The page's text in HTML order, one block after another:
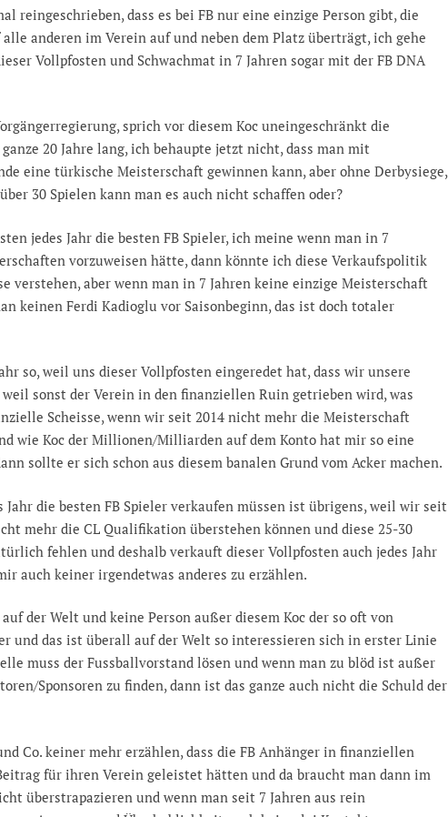
reingeschrieben, dass es bei FB nur eine einzige Person gibt, die
anderen im Verein auf und neben dem Platz überträgt, ich gehe
Vollpfosten und Schwachmat in 7 Jahren sogar mit der FB DNA
sprich vor diesem Koc uneingeschränkt die
20 Jahre lang, ich behaupte jetzt nicht, dass man mit
eine türkische Meisterschaft gewinnen kann, aber ohne Derbysiege,
30 Spielen kann man es auch nicht schaffen oder?
jedes Jahr die besten FB Spieler, ich meine wenn man in 7
vorzuweisen hätte, dann könnte ich diese Verkaufspolitik
verstehen, aber wenn man in 7 Jahren keine einzige Meisterschaft
keinen Ferdi Kadioglu vor Saisonbeginn, das ist doch totaler
so, weil uns dieser Vollpfosten eingeredet hat, dass wir unsere
sonst der Verein in den finanziellen Ruin getrieben wird, was
Scheisse, wenn wir seit 2014 nicht mehr die Meisterschaft
wie Koc der Millionen/Milliarden auf dem Konto hat mir so eine
sollte er sich schon aus diesem banalen Grund vom Acker machen.
Jahr die besten FB Spieler verkaufen müssen ist übrigens, weil wir seit
mehr die CL Qualifikation überstehen können und diese 25-30
fehlen und deshalb verkauft dieser Vollpfosten auch jedes Jahr
auch keiner irgendetwas anderes zu erzählen.
der Welt und keine Person außer diesem Koc der so oft von
und das ist überall auf der Welt so interessieren sich in erster Linie
muss der Fussballvorstand lösen und wenn man zu blöd ist außer
Sponsoren zu finden, dann ist das ganze auch nicht die Schuld der
Co. keiner mehr erzählen, dass die FB Anhänger in finanziellen
für ihren Verein geleistet hätten und da braucht man dann im
überstrapazieren und wenn man seit 7 Jahren aus rein